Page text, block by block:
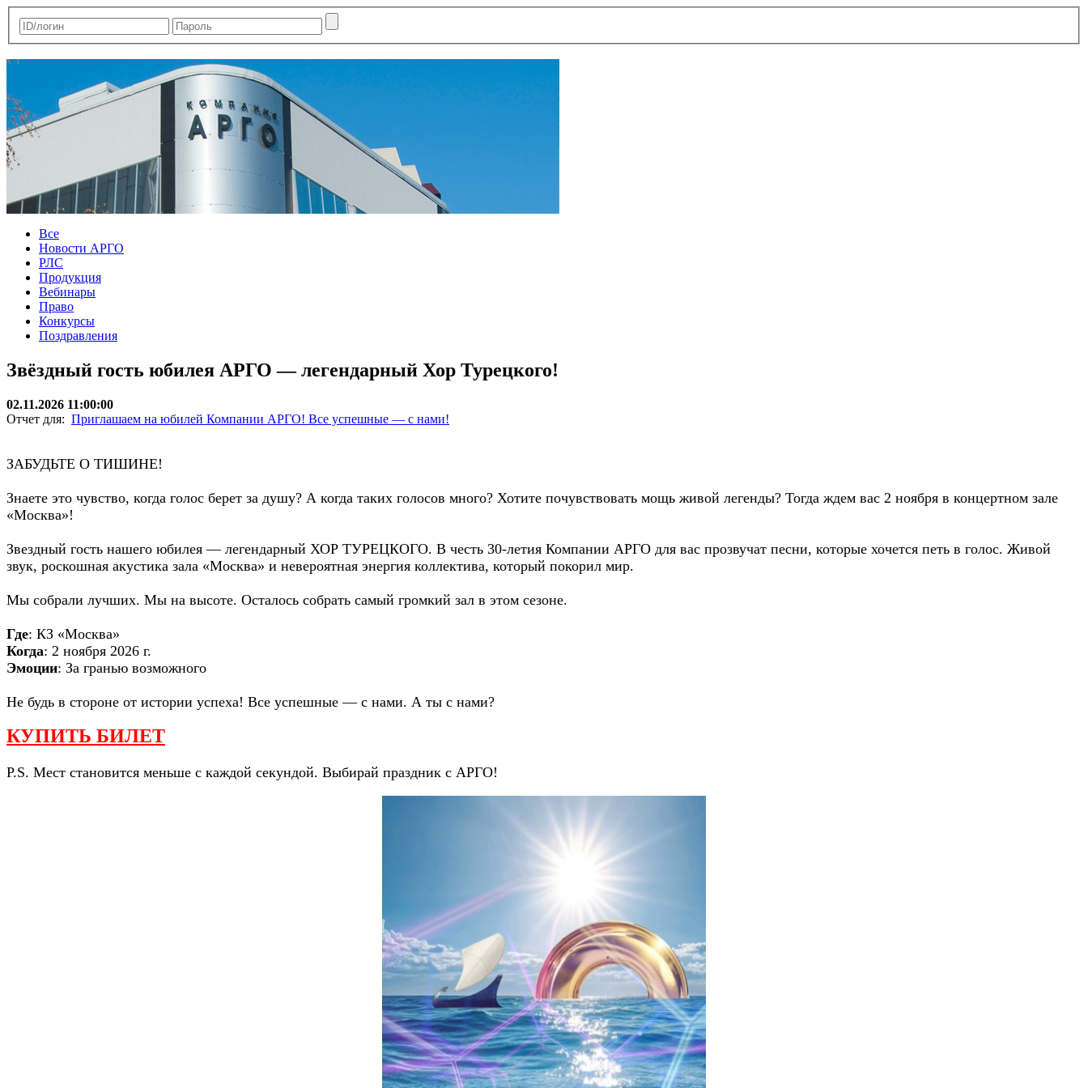
Все
Новости АРГО
РЛС
Продукция
Вебинары
Право
Конкурсы
Поздравления
Звёздный гость юбилея АРГО — легендарный Хор Турецкого!
02.11.2026 11:00:00
Отчет для: Приглашаем на юбилей Компании АРГО! Все успешные — с нами!
ЗАБУДЬТЕ О ТИШИНЕ!
Знаете это чувство, когда голос берет за душу? А когда таких голосов много? Хотите почувствовать мощь живой легенды? Тогда ждем вас 2 ноября в концертном зале
«Москва»!
Звездный гость нашего юбилея — легендарный ХОР ТУРЕЦКОГО. В честь 30-летия Компании АРГО для вас прозвучат песни, которые хочется петь в голос. Живой
звук, роскошная акустика зала «Москва» и невероятная энергия коллектива, который покорил мир.
Мы собрали лучших. Мы на высоте. Осталось собрать самый громкий зал в этом сезоне.
Где: КЗ «Москва»
Когда: 2 ноября 2026 г.
Эмоции: За гранью возможного
Не будь в стороне от истории успеха! Все успешные — с нами. А ты с нами?
КУПИТЬ БИЛЕТ
P.S. Мест становится меньше с каждой секундой. Выбирай праздник с АРГО!